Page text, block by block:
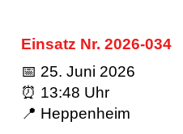
Einsatz Nr. 2026-034
📅 25. Juni 2026
⏰ 13:48 Uhr
📍 Heppenheim